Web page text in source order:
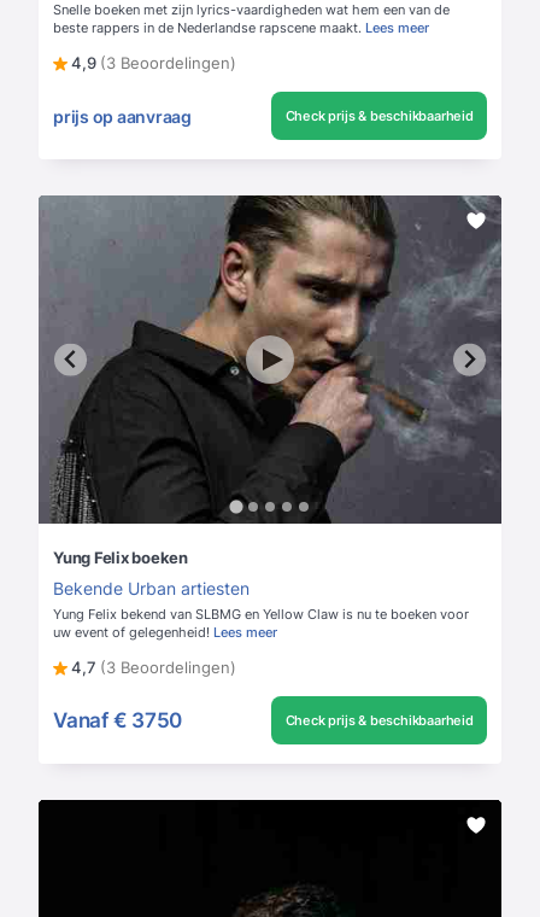
Snelle boeken met zijn lyrics-vaardigheden wat hem een van de
beste rappers in de Nederlandse rapscene maakt. Lees meer
4,9 (3 Beoordelingen)
prijs op aanvraag Check prijs & beschikbaarheid
Yung Felix boeken
Bekende Urban artiesten
Yung Felix bekend van SLBMG en Yellow Claw is nu te boeken voor
uw event of gelegenheid! Lees meer
4,7 (3 Beoordelingen)
Vanaf € 3750 Check prijs & beschikbaarheid